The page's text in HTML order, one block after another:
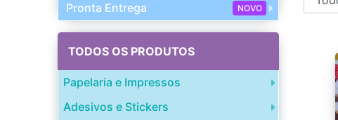
NOVO
Pronta Entrega
TODOS OS PRODUTOS
Papelaria e Impressos
Adesivos e Stickers